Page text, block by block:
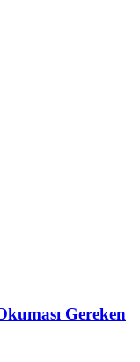
Gereken